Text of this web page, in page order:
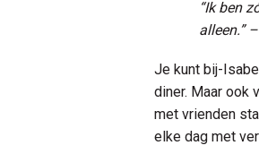
“Ik ben
alleen.”
Je kunt bij-
diner. Maar ook
met vrienden
elke dag met